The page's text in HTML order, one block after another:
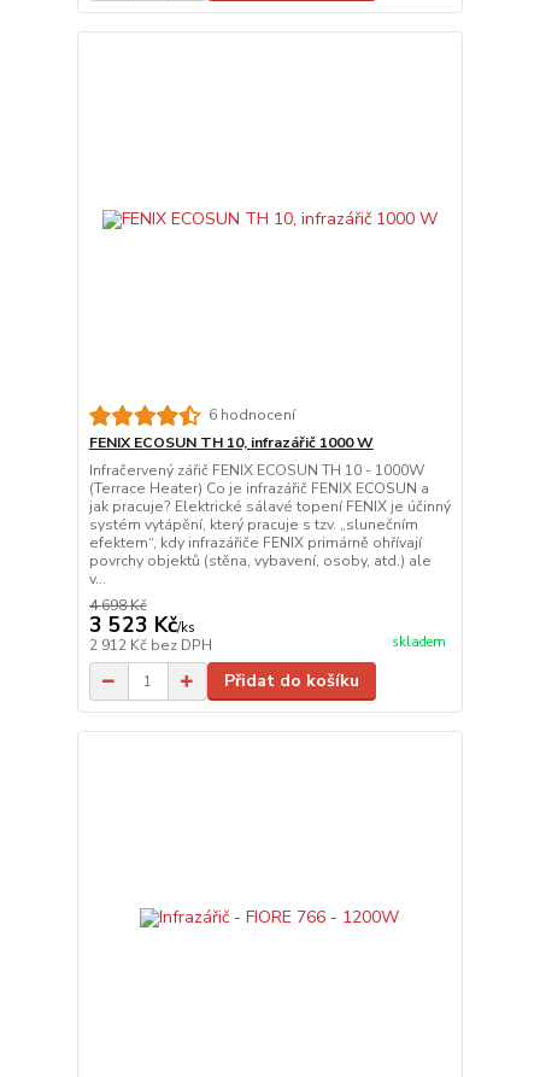
6 hodnocení
FENIX ECOSUN TH 10, infrazářič 1000 W
Infračervený zářič FENIX ECOSUN TH 10 - 1000W
(Terrace Heater) Co je infrazářič FENIX ECOSUN a
jak pracuje? Elektrické sálavé topení FENIX je účinný
systém vytápění, který pracuje s tzv. „slunečním
efektem“, kdy infrazářiče FENIX primárně ohřívají
povrchy objektů (stěna, vybavení, osoby, atd.) ale
v...
4 698 Kč
3 523 Kč/ks
2 912 Kč bez DPH skladem
Přidat do košíku